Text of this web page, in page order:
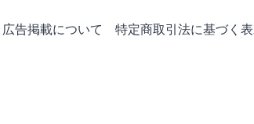
広告掲載について 特定商取引法に基づく